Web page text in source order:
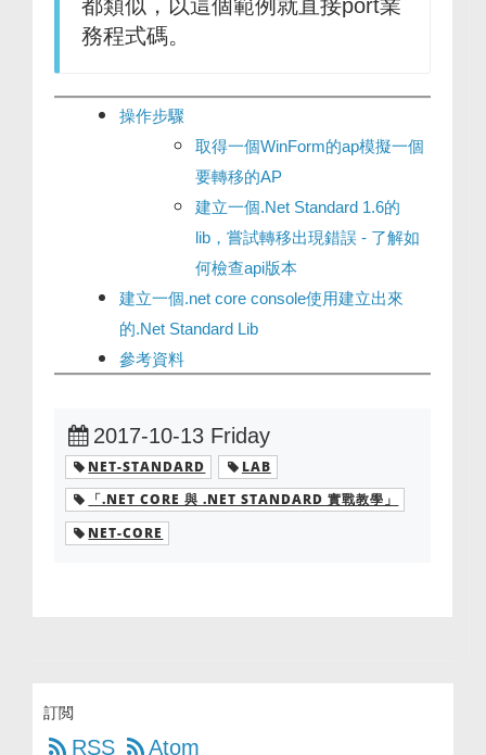
都類似，以這個範例就直接port業
務程式碼。
操作步驟
取得一個WinForm的ap模擬一個
要轉移的AP
建立一個.Net Standard 1.6的
lib，嘗試轉移出現錯誤 - 了解如
何檢查api版本
建立一個.net core console使用建立出來
的.Net Standard Lib
參考資料
2017-10-13 Friday
NET-STANDARD
LAB
「.NET CORE 與 .NET STANDARD 實戰教學」
NET-CORE
訂閲
RSS Atom